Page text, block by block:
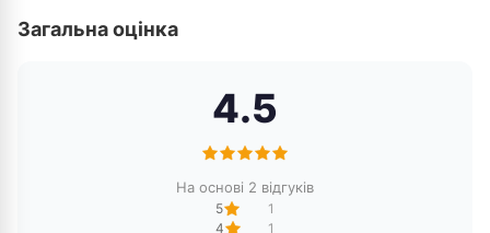
Загальна оцінка
4.5
На основі 2 відгуків
5
1
4
1